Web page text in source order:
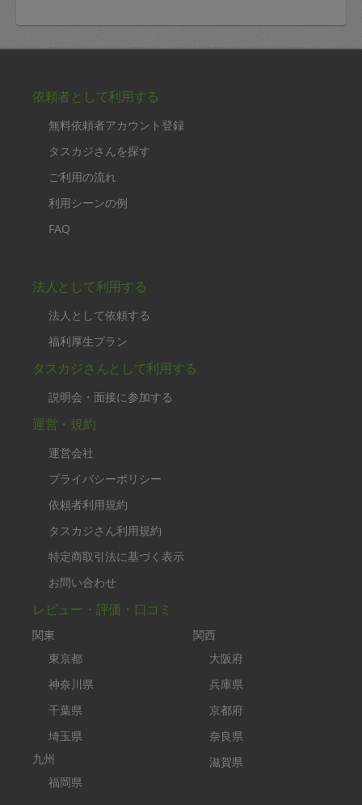
依頼者として利用する
無料依頼者アカウント登録
タスカジさんを探す
ご利用の流れ
利用シーンの例
FAQ
法人として利用する
法人として依頼する
福利厚生プラン
タスカジさんとして利用する
説明会・面接に参加する
運営・規約
運営会社
プライバシーポリシー
依頼者利用規約
タスカジさん利用規約
特定商取引法に基づく表示
お問い合わせ
レビュー・評価・口コミ
関東
東京都
神奈川県
千葉県
埼玉県
九州
福岡県
関西
大阪府
兵庫県
京都府
奈良県
滋賀県